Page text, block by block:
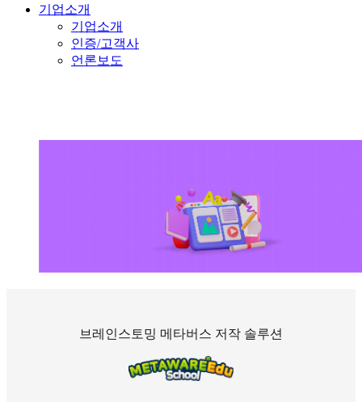
기업소개
기업소개
인증/고객사
언론보도
브레인스토밍 메타버스 저작 솔루션